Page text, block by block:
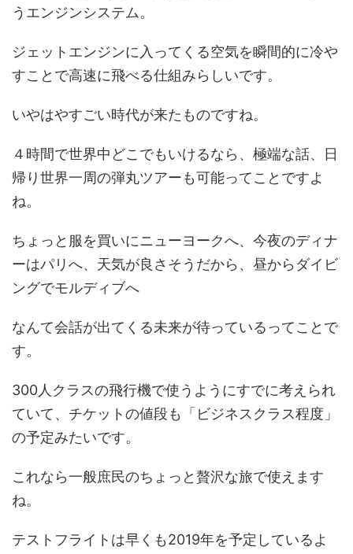
うエンジンシステム。
ジェットエンジンに入ってくる空気を瞬間的に冷や
すことで高速に飛べる仕組みらしいです。
いやはやすごい時代が来たものですね。
４時間で世界中どこでもいけるなら、極端な話、日
帰り世界一周の弾丸ツアーも可能ってことですよ
ね。
ちょっと服を買いにニューヨークへ、今夜のディナ
ーはパリへ、天気が良さそうだから、昼からダイビ
ングでモルディブへ
なんて会話が出てくる未来が待っているってことで
す。
300人クラスの飛行機で使うようにすでに考えられ
ていて、チケットの値段も「ビジネスクラス程度」
の予定みたいです。
これなら一般庶民のちょっと贅沢な旅で使えます
ね。
テストフライトは早くも2019年を予定しているよ